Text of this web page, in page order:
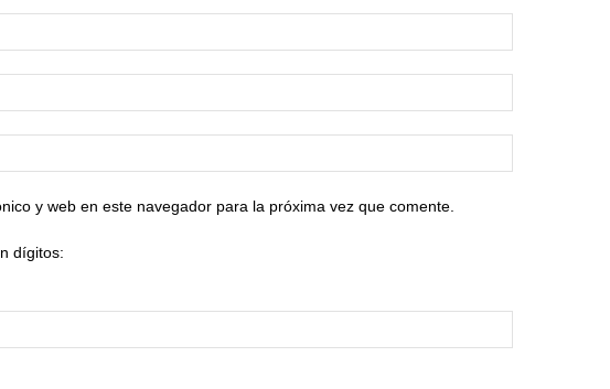
y web en este navegador para la próxima vez que comente.
dígitos: